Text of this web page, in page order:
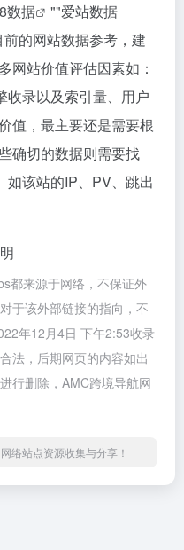
数据 ""爱站数据
的网站数据参考，建
网站价值评估因素如：
收录以及索引量、用户
值，最主要还是需要根
确切的数据则需要找
如该站的IP、PV、跳出
都来源于网络，不保证外
于该外部链接的指向，不
年12月4日 下午2:53收录
法，后期网页的内容如出
行删除，AMC跨境导航网
络站点资源收集与分享！